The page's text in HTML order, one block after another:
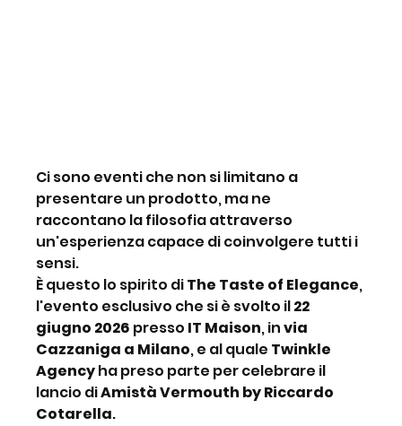
Ci sono eventi che non si limitano a
presentare un prodotto, ma ne
raccontano la filosofia attraverso
un'esperienza capace di coinvolgere tutti i
sensi.
È questo lo spirito di The Taste of Elegance,
l'evento esclusivo che si è svolto il 22
giugno 2026 presso IT Maison, in via
Cazzaniga a Milano, e al quale Twinkle
Agency ha preso parte per celebrare il
lancio di Amistà Vermouth by Riccardo
Cotarella.